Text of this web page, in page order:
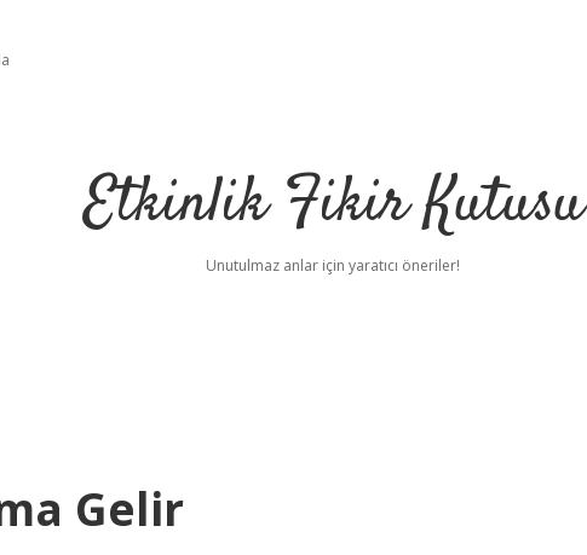
Etkinlik Fikir Kutusu
Unutulmaz anlar için yaratıcı öneriler!
Gelir